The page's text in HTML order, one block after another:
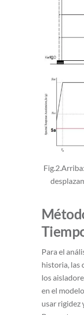
Para el
historia, las
los
en el
usar rigidez